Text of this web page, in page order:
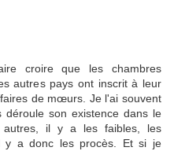
croire que les chambres
autres pays ont inscrit à leur
de mœurs. Je l'ai souvent
déroule son existence dans le
autres, il y a les faibles, les
y a donc les procès. Et si je